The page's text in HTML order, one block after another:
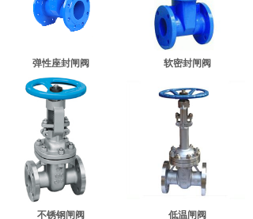
弹性座封闸阀 软密封闸阀
不锈钢闸阀 低温闸阀